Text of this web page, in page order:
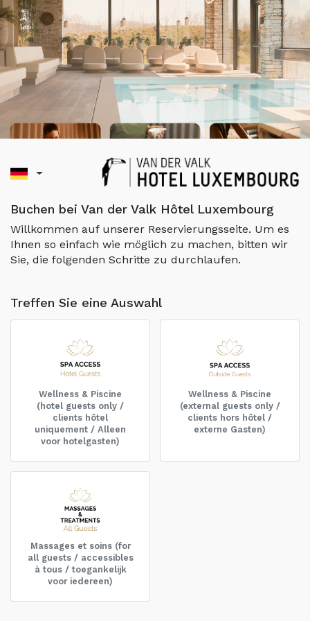
Buchen bei Van der Valk Hôtel Luxembourg
Willkommen auf unserer Reservierungsseite. Um es
Ihnen so einfach wie möglich zu machen, bitten wir
Sie, die folgenden Schritte zu durchlaufen.
Treffen Sie eine Auswahl
Wellness & Piscine
(hotel guests only /
clients hôtel
uniquement / Alleen
voor hotelgasten)
Wellness & Piscine
(external guests only /
clients hors hôtel /
externe Gasten)
Massages et soins (for
all guests / accessibles
à tous / toegankelijk
voor iedereen)